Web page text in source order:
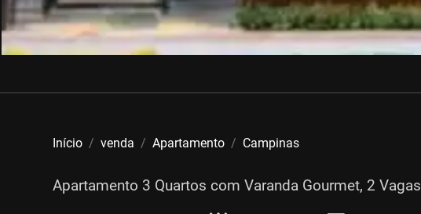
Início venda Apartamento Campinas
Apartamento 3 Quartos com Varanda Gourmet, 2